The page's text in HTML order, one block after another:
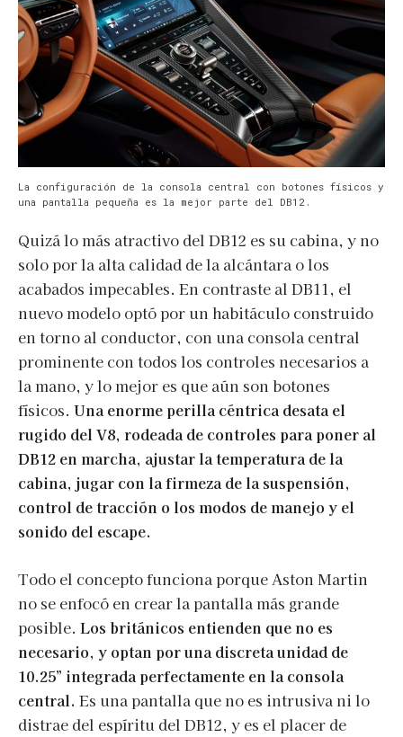
La configuración de la consola central con botones físicos y
una pantalla pequeña es la mejor parte del DB12.
Quizá lo más atractivo del DB12 es su cabina, y no
solo por la alta calidad de la alcántara o los
acabados impecables. En contraste al DB11, el
nuevo modelo optó por un habitáculo construido
en torno al conductor, con una consola central
prominente con todos los controles necesarios a
la mano, y lo mejor es que aún son botones
físicos. Una enorme perilla céntrica desata el
rugido del V8, rodeada de controles para poner al
DB12 en marcha, ajustar la temperatura de la
cabina, jugar con la firmeza de la suspensión,
control de tracción o los modos de manejo y el
sonido del escape.
Todo el concepto funciona porque Aston Martin
no se enfocó en crear la pantalla más grande
posible. Los británicos entienden que no es
necesario, y optan por una discreta unidad de
10.25” integrada perfectamente en la consola
central. Es una pantalla que no es intrusiva ni lo
distrae del espíritu del DB12, y es el placer de